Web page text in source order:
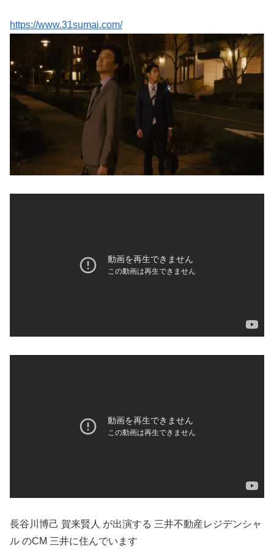
https://www.31sumai.com/
長谷川博己 賀来賢人 が出演する 三井不動産レジデンシャ
ル のCM 三井に住んでいます